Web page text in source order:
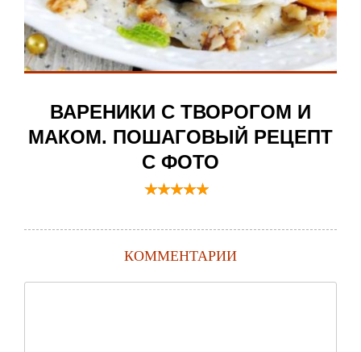
ВАРЕНИКИ С ТВОРОГОМ И
МАКОМ. ПОШАГОВЫЙ РЕЦЕПТ
С ФОТО
КОММЕНТАРИИ